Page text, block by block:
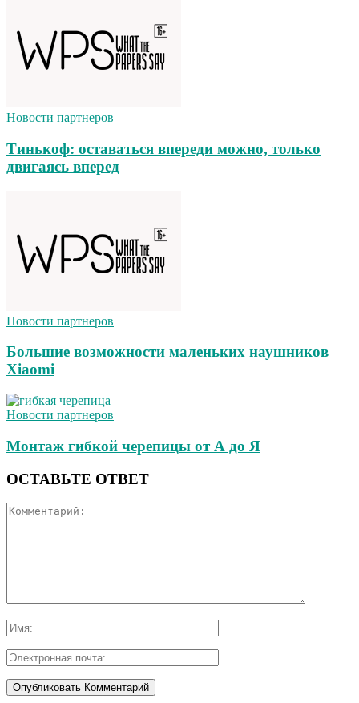
Новости партнеров
Тинькоф: оставаться впереди можно, только
двигаясь вперед
Новости партнеров
Большие возможности маленьких наушников
Xiaomi
Новости партнеров
Монтаж гибкой черепицы от А до Я
ОСТАВЬТЕ ОТВЕТ